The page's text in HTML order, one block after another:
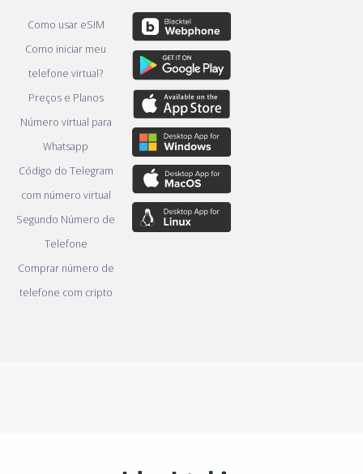
Como usar eSIM
Como iniciar meu
telefone virtual?
Preços e Planos
Número virtual para
Whatsapp
Código do Telegram
com número virtual
Segundo Número de
Telefone
Comprar número de
telefone com cripto